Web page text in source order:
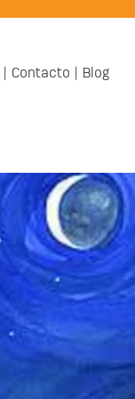
Contacto Blog